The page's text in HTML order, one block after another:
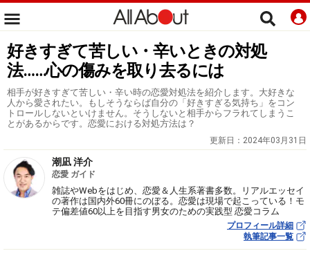
好きすぎて苦しい・辛いときの対処
法……心の傷みを取り去るには
相手が好きすぎて苦しい・辛い時の恋愛対処法を紹介します。大好きな
人から愛されたい。もしそうならば自分の「好きすぎる気持ち」をコン
トロールしないといけません。そうしないと相手からフラれてしまうこ
とがあるからです。恋愛における対処方法は？
更新日： 2024年03月31日
潮凪 洋介
恋愛 ガイド
雑誌やWebをはじめ、恋愛＆人生系著書多数。リアルエッセイ
の著作は国内外60冊にのぼる。恋愛は現場で起こっている！モ
テ偏差値60以上を目指す男女のための実践型 恋愛コラム
プロフィール詳細
執筆記事一覧